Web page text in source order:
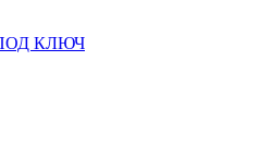
КЛЮЧ